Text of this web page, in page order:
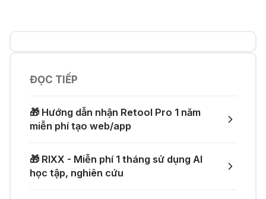
với một prompt
04 Thg 07 2026
🚀 Một GitHub Repository tổng hợp
👨‍💻 Firebase Studio - Xây dựng
🤙 Lindy AI: Tự động hóa thông
minh
ĐỌC TIẾP
🎁 Hướng dẫn nhận Retool Pro 1 năm
miễn phí tạo web/app
🎁 RIXX - Miễn phí 1 tháng sử dụng AI
học tập, nghiên cứu